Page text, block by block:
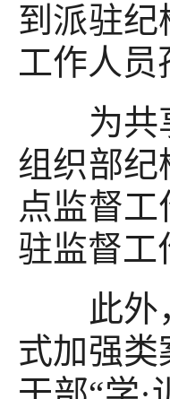
到派驻
工作人员
为共享
组织部纪
点监督
驻监督工
此外，
式加强